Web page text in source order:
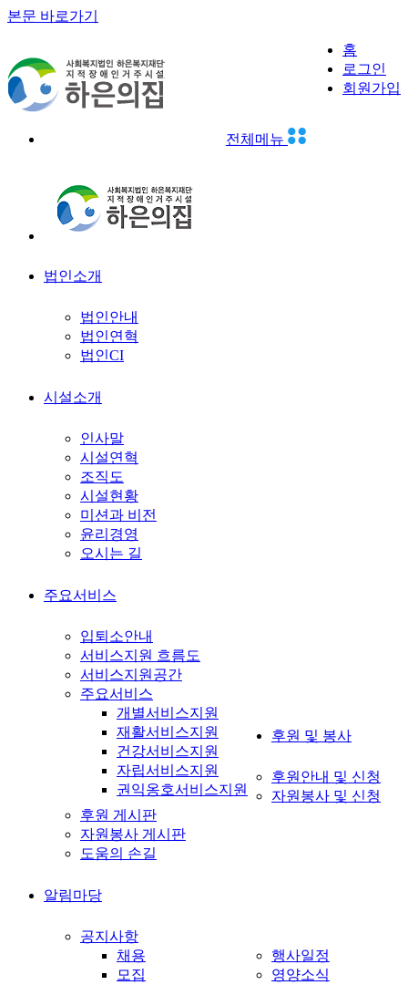
본문 바로가기
홈
로그인
회원가입
하은의집
검색
전체메뉴
법인소개
법인안내
법인연혁
법인CI
시설소개
인사말
시설연혁
조직도
시설현황
미션과 비전
윤리경영
오시는 길
주요서비스
입퇴소안내
서비스지원 흐름도
서비스지원공간
주요서비스
개별서비스지원
재활서비스지원
건강서비스지원
자립서비스지원
권익옹호서비스지원
후원 및 봉사
후원안내 및 신청
자원봉사 및 신청
후원 게시판
자원봉사 게시판
도움의 손길
알림마당
공지사항
채용
모집
행사일정
영양소식